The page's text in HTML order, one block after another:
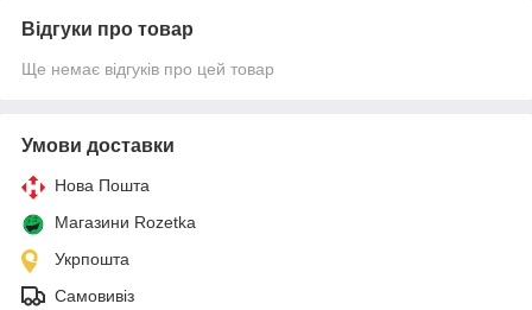
Відгуки про товар
Ще немає відгуків про цей товар
Умови доставки
Нова Пошта
Магазини Rozetka
Укрпошта
Самовивіз